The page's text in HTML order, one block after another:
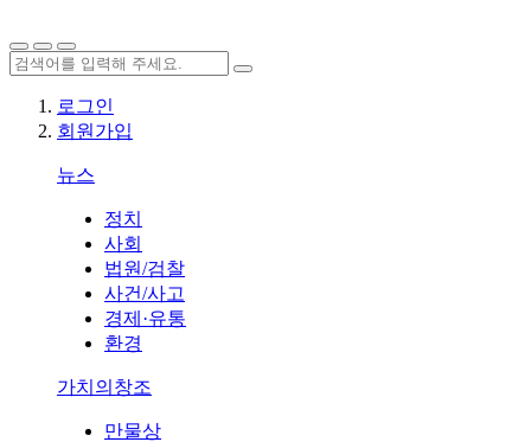
로그인
회원가입
뉴스
정치
사회
법원/검찰
사건/사고
경제·유통
환경
가치의창조
만물상